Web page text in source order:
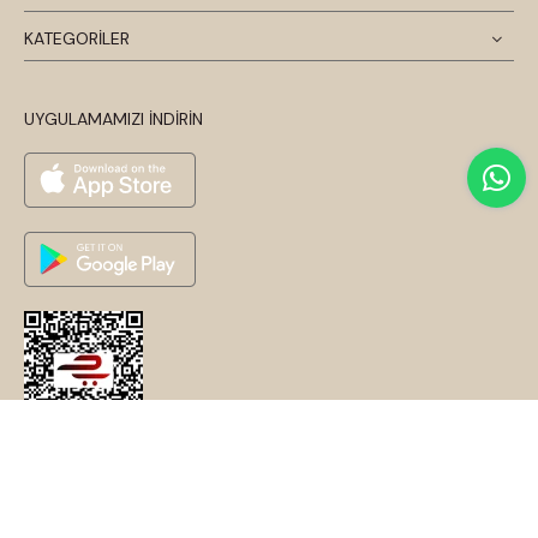
KATEGORİLER
UYGULAMAMIZI İNDİRİN